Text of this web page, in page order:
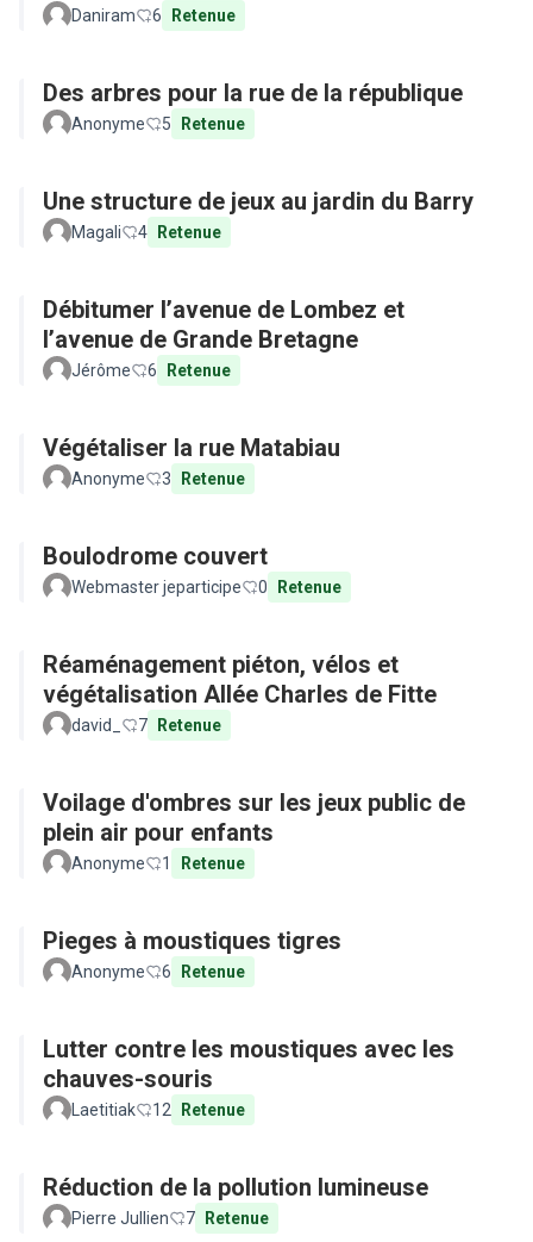
Daniram 6 Retenue
Des arbres pour la rue de la république
Anonyme 5 Retenue
Une structure de jeux au jardin du Barry
Magali 4 Retenue
Débitumer l’avenue de Lombez et
l’avenue de Grande Bretagne
Jérôme 6 Retenue
Végétaliser la rue Matabiau
Anonyme 3 Retenue
Boulodrome couvert
Webmaster jeparticipe 0 Retenue
Réaménagement piéton, vélos et
végétalisation Allée Charles de Fitte
david_ 7 Retenue
Voilage d'ombres sur les jeux public de
plein air pour enfants
Anonyme 1 Retenue
Pieges à moustiques tigres
Anonyme 6 Retenue
Lutter contre les moustiques avec les
chauves-souris
Laetitiak 12 Retenue
Réduction de la pollution lumineuse
Pierre Jullien 7 Retenue